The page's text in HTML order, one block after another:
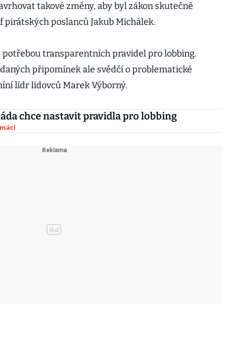
takové změny, aby byl zákon skutečně
pirátských poslanců Jakub Michálek.
potřebou transparentních pravidel pro lobbing.
připomínek ale svědčí o problematické
lídr lidovců Marek Výborný.
chce nastavit pravidla pro lobbing